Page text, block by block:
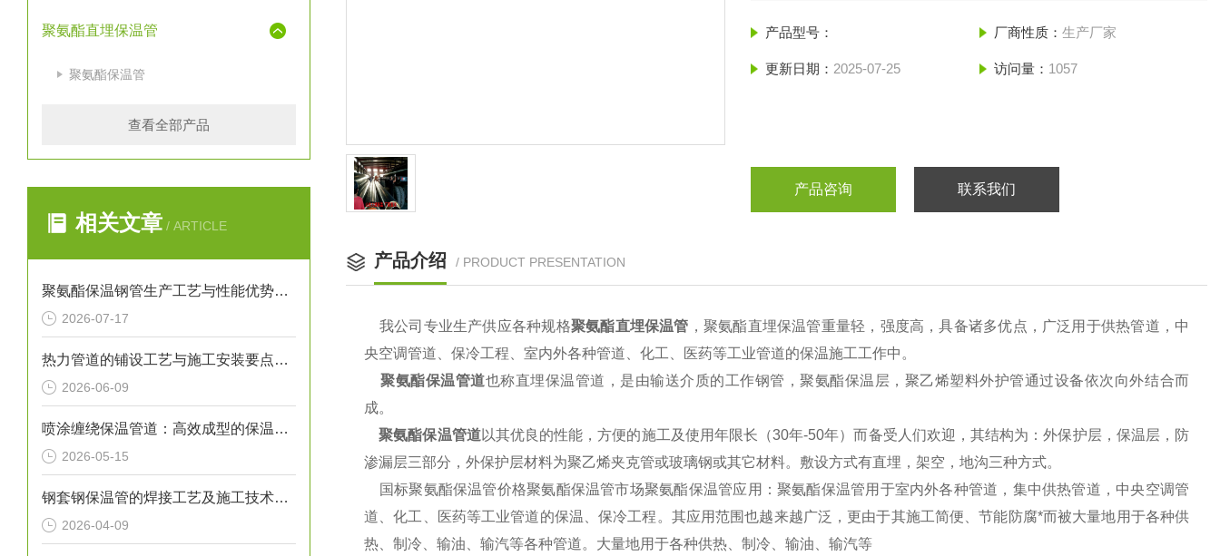
聚氨酯直埋保温管
聚氨酯保温管
查看全部产品
相关文章 / ARTICLE
聚氨酯保温钢管生产工艺与性能优势解析
2026-07-17
热力管道的铺设工艺与施工安装要点解析
2026-06-09
喷涂缠绕保温管道：高效成型的保温输送核心装备
2026-05-15
钢套钢保温管的焊接工艺及施工技术研究
2026-04-09
埋保温管；
氨酯保温管，输送蒸汽用的蒸
产品型号： 厂商性质： 生产厂家
更新日期： 2025-07-25 访问量： 1057
产品咨询 联系我们
产品介绍 / PRODUCT PRESENTATION
我公司专业生产供应各种规格聚氨酯直埋保温管 ，聚氨酯直埋保温管重量轻，强度高，具备诸多优点，广泛用于供热管道，中
央空调管道、保冷工程、室内外各种管道、化工、医药等工业管道的保温施工工作中。
聚氨酯保温管道也称直埋保温管道，是由输送介质的工作钢管，聚氨酯保温层，聚乙烯塑料外护管通过设备依次向外结合而
成。
聚氨酯保温管道以其优良的性能，方便的施工及使用年限长（30年-50年）而备受人们欢迎，其结构为：外保护层，保温层，防
渗漏层三部分，外保护层材料为聚乙烯夹克管或玻璃钢或其它材料。敷设方式有直埋，架空，地沟三种方式。
国标聚氨酯保温管价格聚氨酯保温管市场聚氨酯保温管应用：聚氨酯保温管用于室内外各种管道，集中供热管道，中央空调管
道、化工、医药等工业管道的保温、保冷工程。其应用范围也越来越广泛，更由于其施工简便、节能防腐*而被大量地用于各种供
热、制冷、输油、输汽等各种管道。大量地用于各种供热、制冷、输油、输汽等